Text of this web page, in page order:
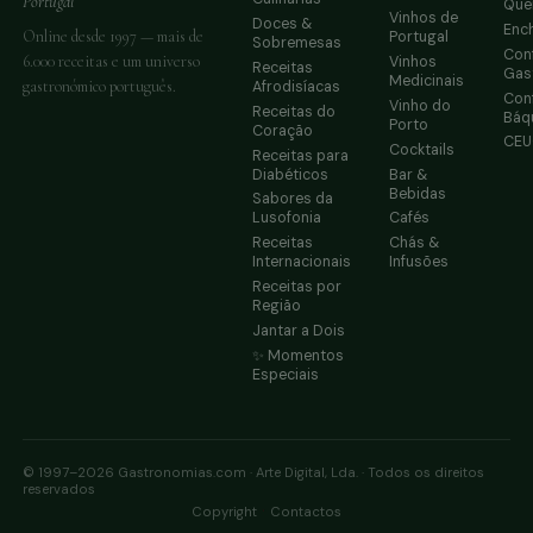
Online desde 1997 — mais de
6.000 receitas e um universo
gastronómico português.
Doces &
Sobremesas
Receitas
Afrodisíacas
Receitas do
Coração
Receitas para
Diabéticos
Sabores da
Lusofonia
Receitas
Internacionais
Receitas por
Região
Jantar a Dois
✨ Momentos
Especiais
Vinhos de
Portugal
Vinhos
Medicinais
Vinho do
Porto
Cocktails
Bar &
Bebidas
Cafés
Chás &
Infusões
© 1997–2026 Gastronomias.com · Arte Digital, Lda. · Todos os direitos
reservados
Copyright
Contactos